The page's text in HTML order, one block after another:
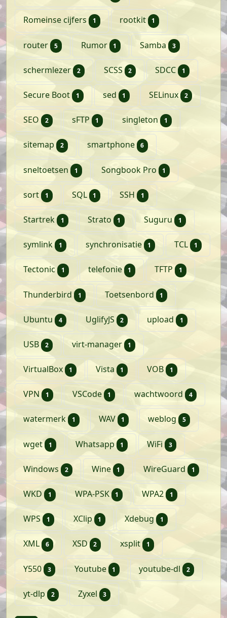
Romeinse cijfers 1 artikelrootkit 1 artikel
router 5 artikelenRumor 1 artikelSamba 3 artikelen
schermlezer 2 artikelen
SCSS 2 artikelen
SDCC 1 artikel
Secure Boot 1 artikelsed 1 artikelSELinux 2 artikelen
SEO 2 artikelen
sFTP 1 artikelsingleton 1 artikel
sitemap 2 artikelensmartphone 6 artikelen
sneltoetsen 1 artikelSongbook Pro 1 artikel
sort 1 artikelSQL 1 artikelSSH 1 artikel
Startrek 1 artikelStrato 1 artikelSuguru 1 artikel
symlink 1 artikelsynchronisatie 1 artikelTCL 1 artikel
Tectonic 1 artikeltelefonie 1 artikelTFTP 1 artikel
Thunderbird 1 artikelToetsenbord 1 artikel
Ubuntu 4 artikelenUglifyJS 2 artikelenupload 1 artikel
USB 2 artikelenvirt-manager 1 artikel
VirtualBox 1 artikelVista 1 artikelVOB 1 artikel
VPN 1 artikelVSCode 1 artikelwachtwoord 4
watermerk 1 artikelWAV 1 artikelweblog 5 artikelen
wget 1 artikelWhatsapp 1 artikelWiFi 3 artikelen
Windows 2 artikelen
Wine 1 artikelWireGuard 1 artikel
WKD 1 artikelWPA-PSK 1 artikelWPA2 1 artikel
WPS 1 artikelXClip 1 artikelXdebug 1 artikel
XML 6 artikelen
XSD 2 artikelen
xsplit 1 artikel
Y550 3 artikelenYoutube 1 artikelyoutube-dl 2 artikelen
yt-dlp 2 artikelen
Zyxel 3 artikelen